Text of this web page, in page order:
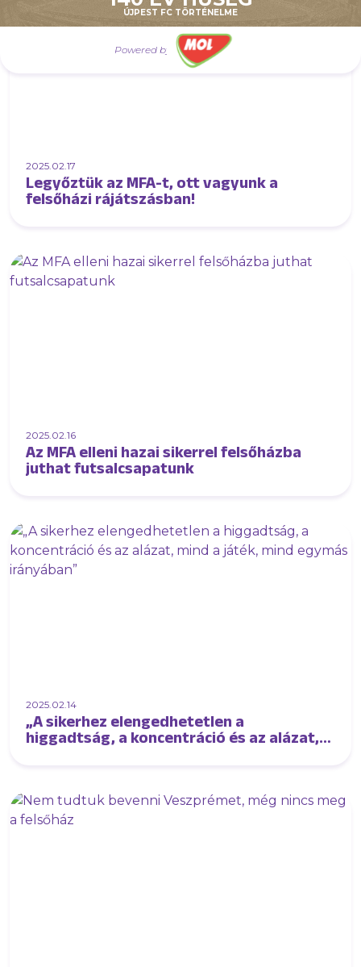
ÚJPEST FC TÖRTÉNELME
Powered by
2025.02.17
Legyőztük az MFA-t, ott vagyunk a
felsőházi rájátszásban!
2025.02.16
Az MFA elleni hazai sikerrel felsőházba
juthat futsalcsapatunk
2025.02.14
„A sikerhez elengedhetetlen a
higgadtság, a koncentráció és az alázat,